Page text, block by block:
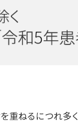
重ねるにつれ多